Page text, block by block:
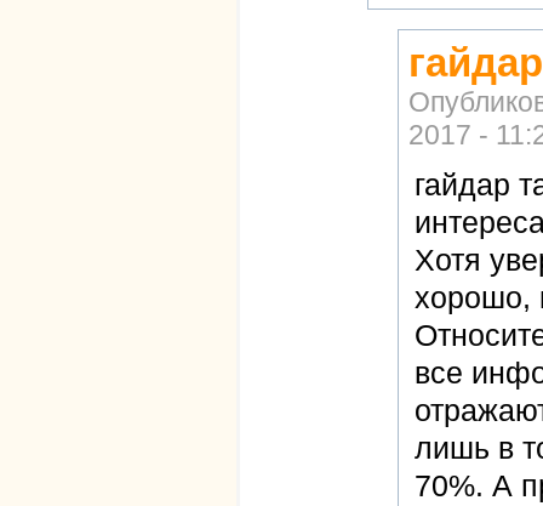
2017 -
гайдар
Хотя
хорошо,
все
лишь в
70%. А